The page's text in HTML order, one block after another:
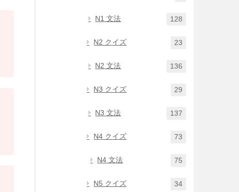
N1 文法 128
N2 クイズ 23
N2 文法 136
N3 クイズ 29
N3 文法 137
N4 クイズ 73
N4 文法 75
N5 クイズ 34